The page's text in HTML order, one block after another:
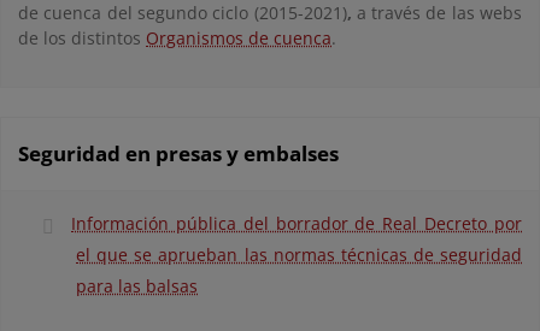
de cuenca del segundo ciclo (2015-2021), a través de las webs
de los distintos Organismos de cuenca.
Seguridad en presas y embalses
Información pública del borrador de Real Decreto por
el que se aprueban las normas técnicas de seguridad
para las balsas